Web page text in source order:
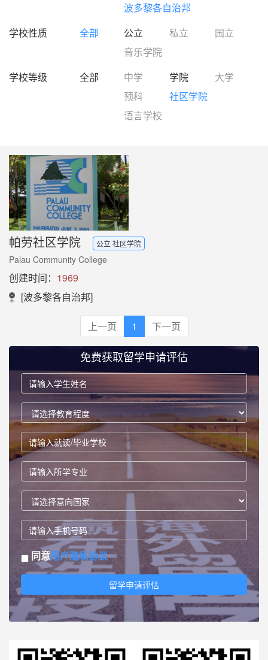
波多黎各自治邦
学校性质
全部 公立 私立
国立
音乐学院
学校等级
全部 中学 学院
大学
预科
社区学院
语言学校
帕劳社区学院 公立 社区学院
Palau Community College
创建时间： 1969
[波多黎各自治邦]
上一页 1 下一页
免费获取留学申请评估
同意用户隐私协议
留学申请评估